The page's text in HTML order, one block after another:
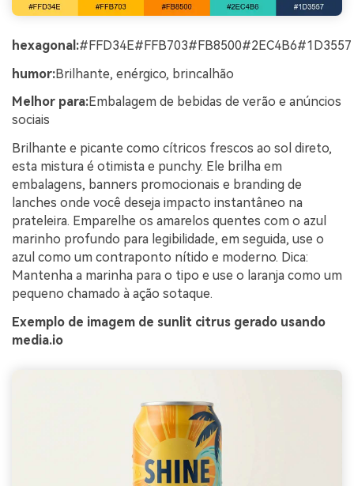
hexagonal:#FFD34E#FFB703#FB8500#2EC4B6#1D3557
humor:Brilhante, enérgico, brincalhão
Melhor para:Embalagem de bebidas de verão e anúncios
sociais
Brilhante e picante como cítricos frescos ao sol direto,
esta mistura é otimista e punchy. Ele brilha em
embalagens, banners promocionais e branding de
lanches onde você deseja impacto instantâneo na
prateleira. Emparelhe os amarelos quentes com o azul
marinho profundo para legibilidade, em seguida, use o
azul como um contraponto nítido e moderno. Dica:
Mantenha a marinha para o tipo e use o laranja como um
pequeno chamado à ação sotaque.
Exemplo de imagem de sunlit citrus gerado usando
media.io